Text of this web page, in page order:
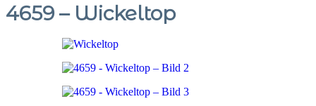
4659 – Wickeltop